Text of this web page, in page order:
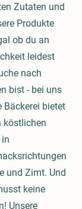
Zutaten und
Produkte
ob du an
leidest
nach
bist - bei uns
Bäckerei bietet
köstlichen
und Zimt. Und
keine
Unsere